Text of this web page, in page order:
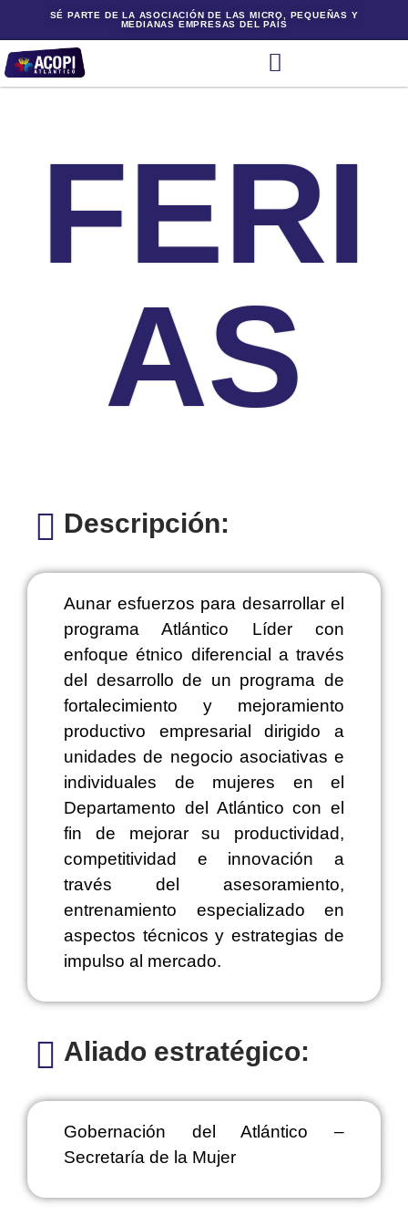
SÉ PARTE DE LA ASOCIACIÓN DE LAS MICRO, PEQUEÑAS Y
MEDIANAS EMPRESAS DEL PAÍS
FERI
AS
Descripción:
Aunar esfuerzos para desarrollar el
programa Atlántico Líder con
enfoque étnico diferencial a través
del desarrollo de un programa de
fortalecimiento y mejoramiento
productivo empresarial dirigido a
unidades de negocio asociativas e
individuales de mujeres en el
Departamento del Atlántico con el
fin de mejorar su productividad,
competitividad e innovación a
través del asesoramiento,
entrenamiento especializado en
aspectos técnicos y estrategias de
impulso al mercado.
Aliado estratégico:
Gobernación del Atlántico –
Secretaría de la Mujer